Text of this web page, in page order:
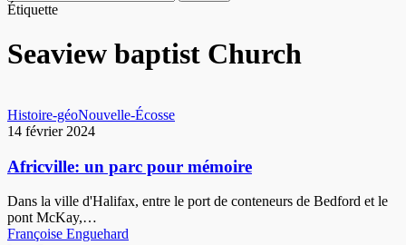
Close
Étiquette
Seaview baptist Church
Africville:
un
pour
mémoire
Histoire-géoNouvelle-Écosse
14 février 2024
Africville: un parc pour mémoire
Dans la ville d'Halifax, entre le port de conteneurs de Bedford et le
pont McKay,…
Françoise Enguehard